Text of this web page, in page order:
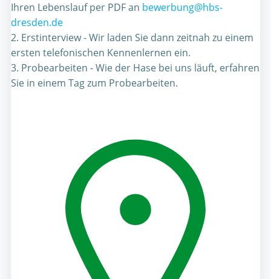
Ihren Lebenslauf per PDF an bewerbung@hbs-
dresden.de
2. Erstinterview - Wir laden Sie dann zeitnah zu einem
ersten telefonischen Kennenlernen ein.
3. Probearbeiten - Wie der Hase bei uns läuft, erfahren
Sie in einem Tag zum Probearbeiten.